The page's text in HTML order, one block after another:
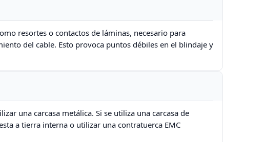
resortes o contactos de láminas, necesario para
del cable. Esto provoca puntos débiles en el blindaje y
una carcasa metálica. Si se utiliza una carcasa de
a tierra interna o utilizar una contratuerca EMC